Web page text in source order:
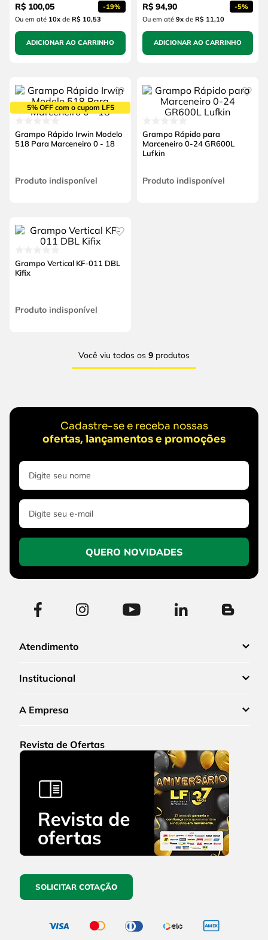
R$ 100,05 -19%
Ou em até 10xde R$ 10,53
ADICIONAR AO CARRINHO
R$ 94,90 -5%
Ou em até 9xde R$ 11,10
ADICIONAR AO CARRINHO
5% OFF com o cupom LF5
Grampo Rápido Irwin Modelo
518 Para Marceneiro 0 - 18
Produto indisponível
Grampo Rápido para
Marceneiro 0-24 GR600L
Lufkin
Produto indisponível
Grampo Vertical KF-011 DBL
Kifix
Produto indisponível
Você viu todos os 9 produtos
Cadastre-se e receba nossas
ofertas, lançamentos e promoções
QUERO NOVIDADES
Atendimento
Institucional
A Empresa
Revista de Ofertas
SOLICITAR COTAÇÃO